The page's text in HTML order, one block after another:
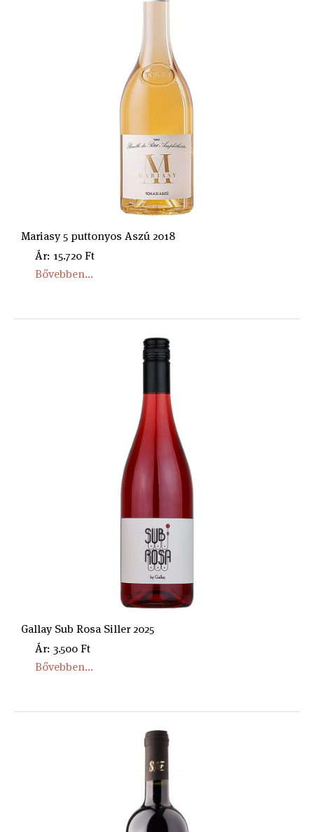
Mariasy 5 puttonyos Aszú 2018
Ár: 15.720 Ft
Bővebben...
Gallay Sub Rosa Siller 2025
Ár: 3.500 Ft
Bővebben...